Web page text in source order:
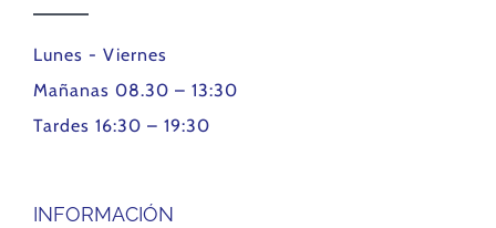
Lunes - Viernes
Mañanas 08.30 – 13:30
Tardes 16:30 – 19:30
INFORMACIÓN